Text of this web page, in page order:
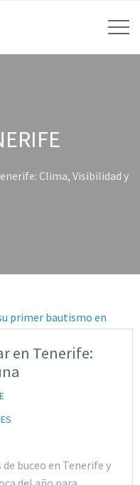
Clima, Visibilidad y
en Tenerife:
buceo en Tenerife y